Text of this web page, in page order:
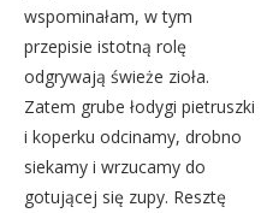
wspominałam, w tym
przepisie istotną rolę
odgrywają świeże zioła.
Zatem grube łodygi pietruszki
i koperku odcinamy, drobno
siekamy i wrzucamy do
gotującej się zupy. Resztę